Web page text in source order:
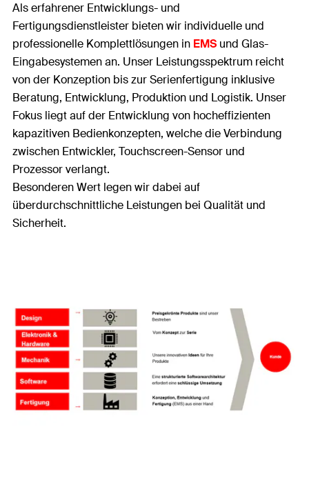
Als erfahrener Entwicklungs- und
Fertigungsdienstleister bieten wir individuelle und
professionelle Komplettlösungen in EMS und Glas-
Eingabesystemen an. Unser Leistungsspektrum reicht
von der Konzeption bis zur Serienfertigung inklusive
Beratung, Entwicklung, Produktion und Logistik. Unser
Fokus liegt auf der Entwicklung von hocheffizienten
kapazitiven Bedienkonzepten, welche die Verbindung
zwischen Entwickler, Touchscreen-Sensor und
Prozessor verlangt.
Besonderen Wert legen wir dabei auf
überdurchschnittliche Leistungen bei Qualität und
Sicherheit.